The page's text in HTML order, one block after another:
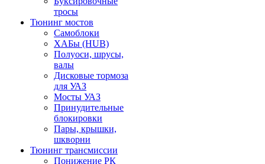
тросы
Тюнинг мостов
Самоблоки
ХАБы (HUB)
Полуоси, шрусы,
валы
Дисковые тормоза
для УАЗ
Мосты УАЗ
Принудительные
блокировки
Пары, крышки,
шкворни
Тюнинг трансмиссии
Понижение РК